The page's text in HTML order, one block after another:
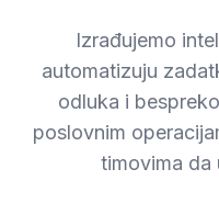
Izrađujemo
automatizuju
odluka i
poslovnim
timovima da